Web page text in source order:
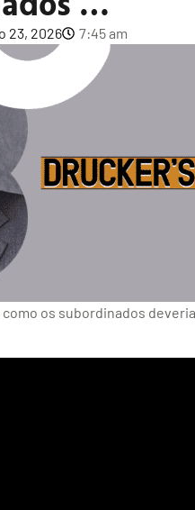
23, 2026 7:45 am
os subordinados